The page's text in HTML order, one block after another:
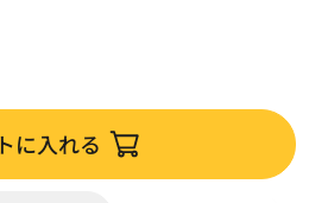
に入れる